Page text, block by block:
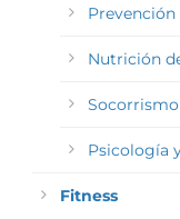
Nutrición
Psicología
Fitness